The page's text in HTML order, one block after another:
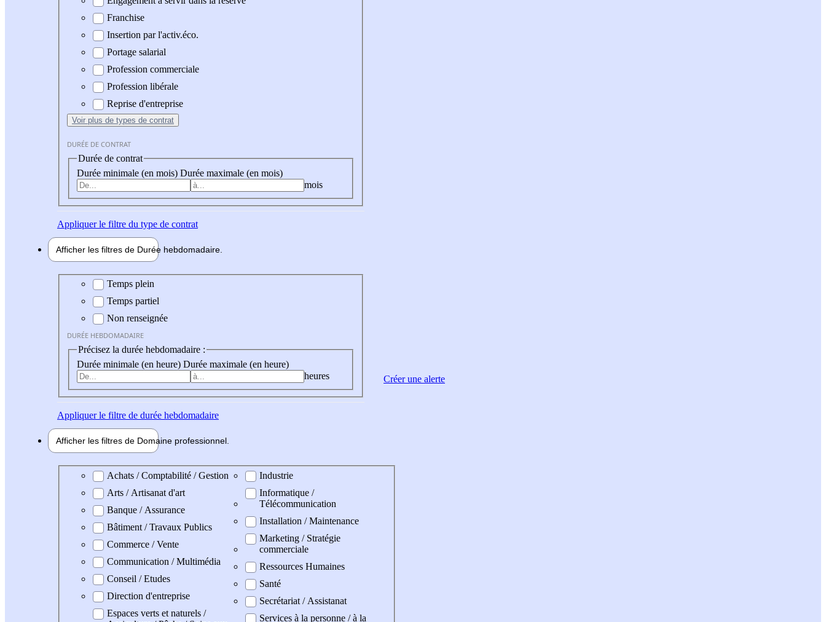
Franchise
Insertion par l'activ.éco.
Portage salarial
Profession commerciale
Profession libérale
Reprise d'entreprise
Voir plus de types de contrat
DURÉE DE CONTRAT
Durée de contrat
Durée minimale (en mois) Durée maximale (en mois)
mois
Appliquerle filtre du type de contrat
Afficher les filtres de Durée hebdomadaire
Durée hebdomadaire
Temps plein
Temps partiel
Non renseignée
DURÉE HEBDOMADAIRE
Précisez la durée hebdomadaire :
Durée minimale (en heure) Durée maximale (en heure)
heures
Appliquerle filtre de durée hebdomadaire
Afficher les filtres de Domaine professionnel
Domaine professionel
Achats / Comptabilité / Gestion
Arts / Artisanat d'art
Banque / Assurance
Bâtiment / Travaux Publics
Commerce / Vente
Communication / Multimédia
Conseil / Etudes
Direction d'entreprise
Espaces verts et naturels /
Industrie
Informatique /
Télécommunication
Installation / Maintenance
Marketing / Stratégie
commerciale
Ressources Humaines
Santé
Secrétariat / Assistanat
Services à la personne / à la
Créer une alerte